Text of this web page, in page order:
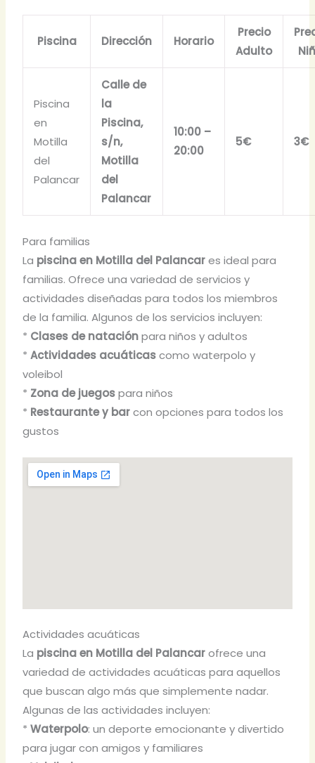
Piscina Dirección Horario
Precio
Adulto
Piscina
en
Motilla
del
Palancar
Calle de
la
Piscina,
s/n,
Motilla
del
Palancar
10:00 –
20:00
5€ 3€
Para familias
La piscina en Motilla del Palancares ideal para
familias. Ofrece una variedad de servicios y
actividades diseñadas para todos los miembros
de la familia. Algunos de los servicios incluyen:
* Clases de nataciónpara niños y adultos
*Actividades acuáticascomo waterpolo y
voleibol
* Zona de juegospara niños
* Restaurante y barcon opciones para todos los
gustos
Actividades acuáticas
La piscina en Motilla del Palancarofrece una
variedad de actividades acuáticas para aquellos
que buscan algo más que simplemente nadar.
Algunas de las actividades incluyen:
*Waterpolo: un deporte emocionante y divertido
para jugar con amigos y familiares